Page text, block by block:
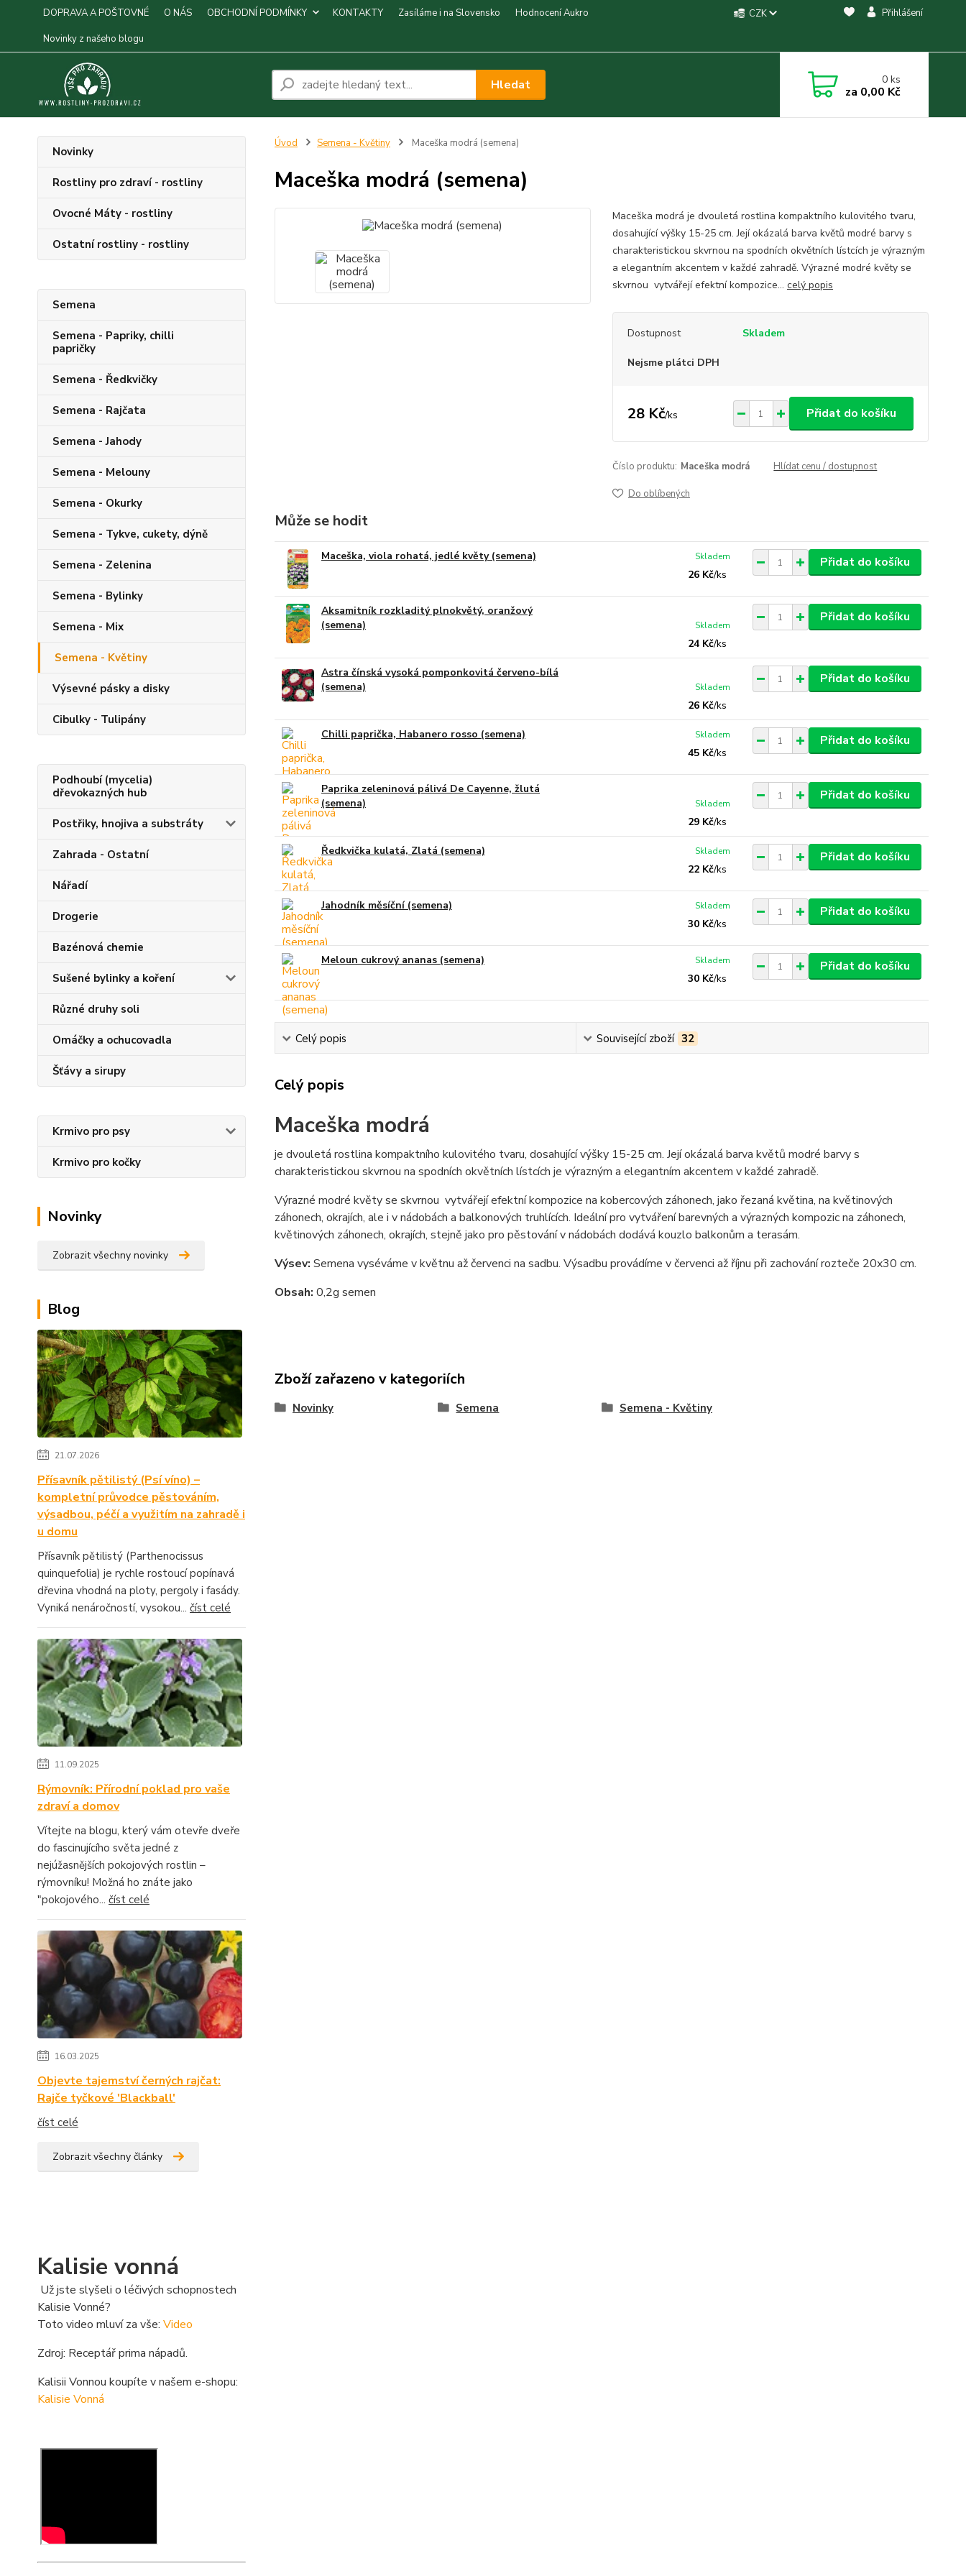
DOPRAVA A POŠTOVNÉ O NÁS OBCHODNÍ PODMÍNKY KONTAKTY Zasíláme i na Slovensko
Hodnocení Aukro
Novinky z našeho blogu
CZK Přihlášení
Hledat 0ks
za 0,00 Kč
Novinky
Rostliny pro zdraví - rostliny
Ovocné Máty - rostliny
Ostatní rostliny - rostliny
Semena
Semena - Papriky, chilli
papričky
Semena - Ředkvičky
Semena - Rajčata
Semena - Jahody
Semena - Melouny
Semena - Okurky
Semena - Tykve, cukety, dýně
Semena - Zelenina
Semena - Bylinky
Semena - Mix
Semena - Květiny
Výsevné pásky a disky
Cibulky - Tulipány
Podhoubí (mycelia)
dřevokazných hub
Postřiky, hnojiva a substráty
Zahrada - Ostatní
Nářadí
Drogerie
Bazénová chemie
Sušené bylinky a koření
Různé druhy soli
Omáčky a ochucovadla
Šťávy a sirupy
Krmivo pro psy
Krmivo pro kočky
Novinky
Zobrazit všechny novinky
Blog
21.07.2026
Přísavník pětilistý (Psí víno) –
kompletní průvodce pěstováním,
výsadbou, péčí a využitím na zahradě i
u domu
Přísavník pětilistý (Parthenocissus
quinquefolia) je rychle rostoucí popínavá
dřevina vhodná na ploty, pergoly i fasády.
Vyniká nenáročností, vysokou... číst celé
11.09.2025
Rýmovník: Přírodní poklad pro vaše
zdraví a domov
Vítejte na blogu, který vám otevře dveře
do fascinujícího světa jedné z
nejúžasnějších pokojových rostlin –
rýmovníku! Možná ho znáte jako
"pokojového... číst celé
16.03.2025
Objevte tajemství černých rajčat:
Rajče tyčkové 'Blackball'
číst celé
Zobrazit všechny články
Kalisie vonná
Už jste slyšeli o léčivých schopnostech
Kalisie Vonné?
Toto video mluví za vše: Video
Zdroj: Receptář prima nápadů.
Kalisii Vonnou koupíte v našem e-shopu:
Kalisie Vonná
Úvod Semena - Květiny Maceška modrá (semena)
Maceška modrá (semena)
Maceška modrá je dvouletá rostlina kompaktního kulovitého tvaru,
dosahující výšky 15-25 cm. Její okázalá barva květů modré barvy s
charakteristickou skvrnou na spodních okvětních lístcích je výrazným
a elegantním akcentem v každé zahradě. Výrazné modré květy se
skvrnou vytvářejí efektní kompozice... celý popis
Dostupnost Skladem
Nejsme plátci DPH
28 Kč/ks Přidat do košíku
Číslo produktu: Maceška modrá Hlídat cenu / dostupnost
Do oblíbených
Může se hodit
Maceška, viola rohatá, jedlé květy (semena)
26 Kč/ks
Skladem Přidat do košíku
Aksamitník rozkladitý plnokvětý, oranžový
(semena)
24 Kč/ks
Skladem
Přidat do košíku
Astra čínská vysoká pomponkovitá červeno-bílá
(semena)
26 Kč/ks
Skladem
Přidat do košíku
Chilli paprička, Habanero rosso (semena)
45 Kč/ks
Skladem Přidat do košíku
Paprika zeleninová pálivá De Cayenne, žlutá
(semena)
29 Kč/ks
Skladem
Přidat do košíku
Ředkvička kulatá, Zlatá (semena)
22 Kč/ks
Skladem Přidat do košíku
Jahodník měsíční (semena)
30 Kč/ks
Skladem Přidat do košíku
Meloun cukrový ananas (semena)
30 Kč/ks
Skladem Přidat do košíku
Celý popis Související zboží 32
Celý popis
Maceška modrá
je dvouletá rostlina kompaktního kulovitého tvaru, dosahující výšky 15-25 cm. Její okázalá barva květů modré barvy s
charakteristickou skvrnou na spodních okvětních lístcích je výrazným a elegantním akcentem v každé zahradě.
Výrazné modré květy se skvrnou vytvářejí efektní kompozice na kobercových záhonech, jako řezaná květina, na květinových
záhonech, okrajích, ale i v nádobách a balkonových truhlících. Ideální pro vytváření barevných a výrazných kompozic na záhonech,
květinových záhonech, okrajích, stejně jako pro pěstování v nádobách dodává kouzlo balkonům a terasám.
Výsev: Semena vyséváme v květnu až červenci na sadbu. Výsadbu provádíme v červenci až říjnu při zachování rozteče 20x30 cm.
Obsah: 0,2g semen
Zboží zařazeno v kategoriích
Novinky Semena Semena - Květiny